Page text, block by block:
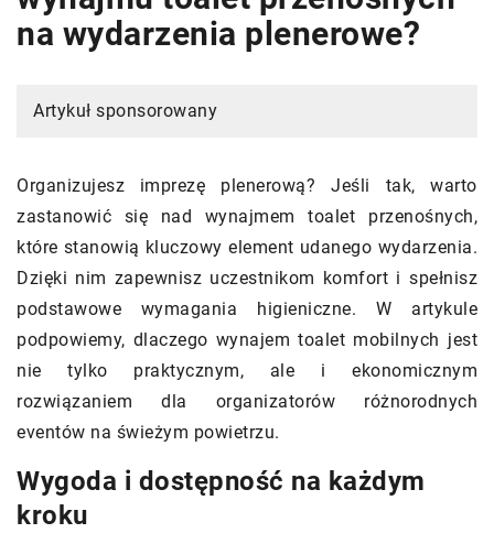
na wydarzenia plenerowe?
Artykuł sponsorowany
Organizujesz imprezę plenerową? Jeśli tak, warto
zastanowić się nad wynajmem toalet przenośnych,
które stanowią kluczowy element udanego wydarzenia.
Dzięki nim zapewnisz uczestnikom komfort i spełnisz
podstawowe wymagania higieniczne. W artykule
podpowiemy, dlaczego wynajem toalet mobilnych jest
nie tylko praktycznym, ale i ekonomicznym
rozwiązaniem dla organizatorów różnorodnych
eventów na świeżym powietrzu.
Wygoda i dostępność na każdym
kroku